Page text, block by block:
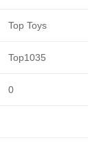
Top Toys
Top1035
0